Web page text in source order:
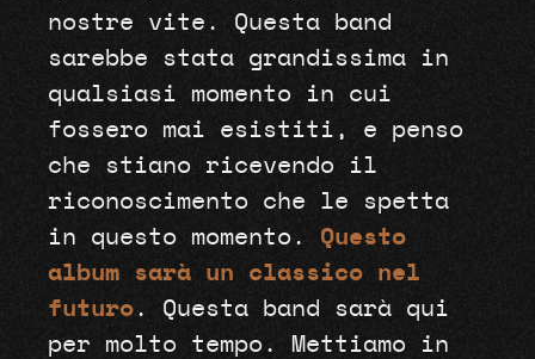
nostre vite. Questa band
sarebbe stata grandissima in
qualsiasi momento in cui
fossero mai esistiti, e penso
che stiano ricevendo il
riconoscimento che le spetta
in questo momento. Questo
album sarà un classico nel
futuro. Questa band sarà qui
per molto tempo. Mettiamo in